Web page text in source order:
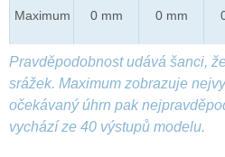
Maximum 0 mm 0 mm
Pravděpodobnost udává šanci,
srážek. Maximum zobrazuje
očekávaný úhrn pak
vychází ze 40 výstupů modelu.